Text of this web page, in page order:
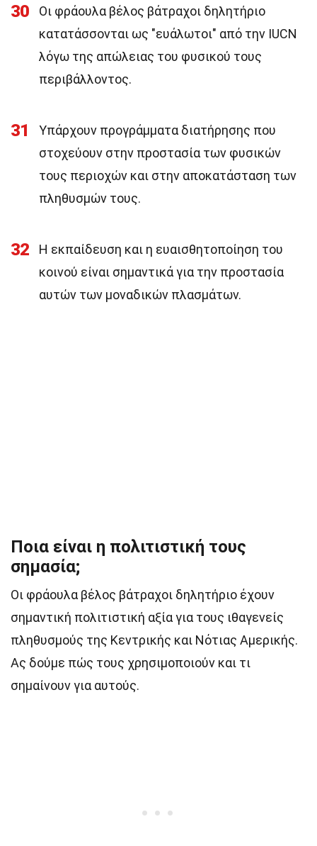
30
Οι φράουλα βέλος βάτραχοι δηλητήριο
κατατάσσονται ως "ευάλωτοι" από την IUCN
λόγω της απώλειας του φυσικού τους
περιβάλλοντος.
31
Υπάρχουν προγράμματα διατήρησης που
στοχεύουν στην προστασία των φυσικών
τους περιοχών και στην αποκατάσταση των
πληθυσμών τους.
32
Η εκπαίδευση και η ευαισθητοποίηση του
κοινού είναι σημαντικά για την προστασία
αυτών των μοναδικών πλασμάτων.
Ποια είναι η πολιτιστική τους
σημασία;
Οι φράουλα βέλος βάτραχοι δηλητήριο έχουν
σημαντική πολιτιστική αξία για τους ιθαγενείς
πληθυσμούς της Κεντρικής και Νότιας Αμερικής.
Ας δούμε πώς τους χρησιμοποιούν και τι
σημαίνουν για αυτούς.